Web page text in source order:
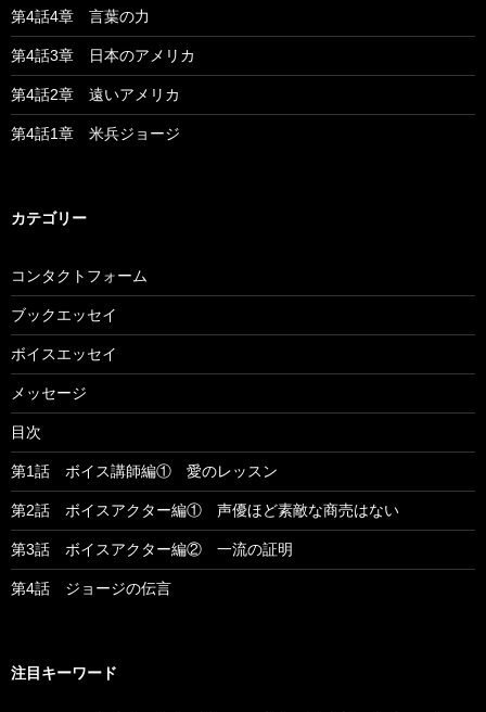
第4話4章 言葉の力
第4話3章 日本のアメリカ
第4話2章 遠いアメリカ
第4話1章 米兵ジョージ
カテゴリー
コンタクトフォーム
ブックエッセイ
ボイスエッセイ
メッセージ
目次
第1話 ボイス講師編① 愛のレッスン
第2話 ボイスアクター編① 声優ほど素敵な商売はない
第3話 ボイスアクター編② 一流の証明
第4話 ジョージの伝言
注目キーワード